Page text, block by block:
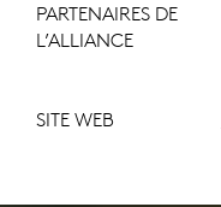
PARTENAIRES DE
L’ALLIANCE
SITE WEB